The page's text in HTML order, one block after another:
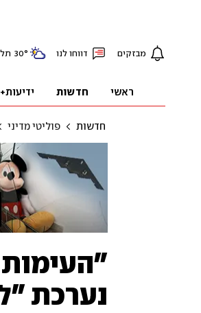
מבזקים דווחו לנו 30° תל
ראשי חדשות ידיעות+
חדשות פוליטי מדיני
נערכת